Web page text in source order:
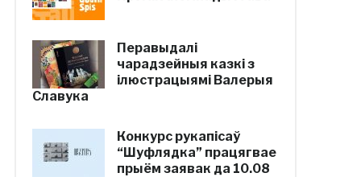
Перавыдалі
чарадзейныя казкі з
ілюстрацыямі Валерыя
Славука
Конкурс рукапісаў
“Шуфлядка” працягвае
прыём заявак да 10.08